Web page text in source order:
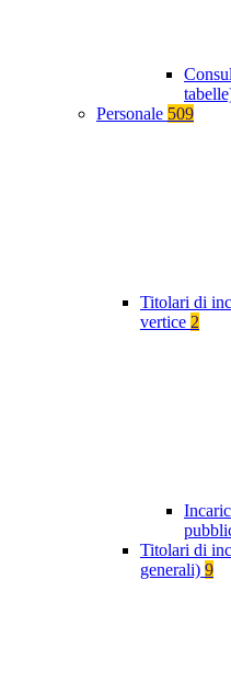
Personale 509
Titolari di
vertice 2
Titolari di
generali) 9